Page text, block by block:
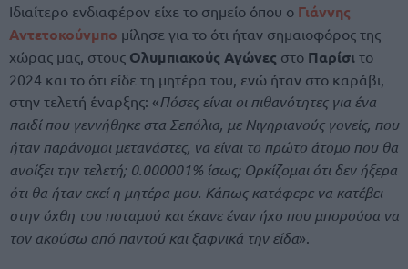
Ιδιαίτερο ενδιαφέρον είχε το σημείο όπου ο Γιάννης
Αντετοκούνμπο μίλησε για το ότι ήταν σημαιοφόρος της
χώρας μας, στους Ολυμπιακούς Αγώνες στο Παρίσι το
2024 και το ότι είδε τη μητέρα του, ενώ ήταν στο καράβι,
στην τελετή έναρξης: «Πόσες είναι οι πιθανότητες για ένα
παιδί που γεννήθηκε στα Σεπόλια, με Νιγηριανούς γονείς, που
ήταν παράνομοι μετανάστες, να είναι το πρώτο άτομο που θα
ανοίξει την τελετή; 0.000001% ίσως; Ορκίζομαι ότι δεν ήξερα
ότι θα ήταν εκεί η μητέρα μου. Κάπως κατάφερε να κατέβει
στην όχθη του ποταμού και έκανε έναν ήχο που μπορούσα να
τον ακούσω από παντού και ξαφνικά την είδα».